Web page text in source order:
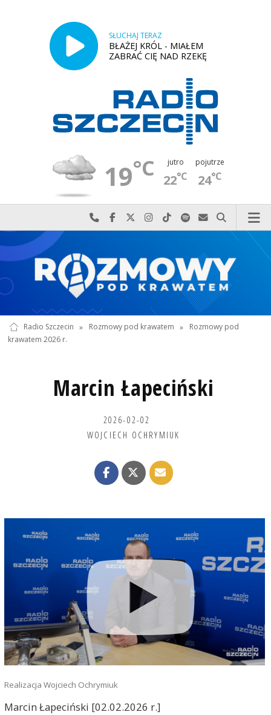
SŁUCHAJ TERAZ
BŁAŻEJ KRÓL - MIAŁEM
ZABRAĆ CIĘ NAD RZEKĘ
19°C jutro
22°C
pojutrze
24°C
Najlepiej po prostu do nas zadzwoń
Odwiedź nas na Facebook-u
Odwiedź nas na X
Odwiedź nas na Instagram-ie
Odwiedź nas na TikTok-u
Szukaj nas na Spotify
Wyślij do nas
Szukaj
Radio Szczecin » Rozmowy pod krawatem »
Rozmowy pod
krawatem 2026 r.
Marcin Łapeciński
2026-02-02
WOJCIECH OCHRYMIUK
Realizacja Wojciech Ochrymiuk
Marcin Łapeciński [02.02.2026 r.]